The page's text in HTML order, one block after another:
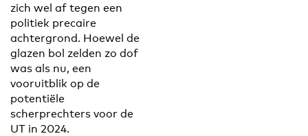
zich wel af tegen een
politiek precaire
achtergrond. Hoewel de
glazen bol zelden zo dof
was als nu, een
vooruitblik op de
potentiële
scherprechters voor de
UT in 2024.